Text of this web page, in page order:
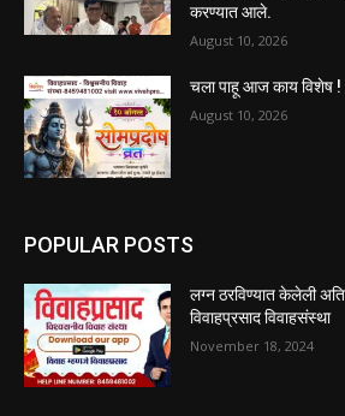
करण्यात आले.
August 10, 2026
चला पाहू आज काय विशेष !
August 10, 2026
POPULAR POSTS
लग्न ठरविण्यात केलेली
विवाहप्रसाद विवाहसंस्था
November 18, 2024